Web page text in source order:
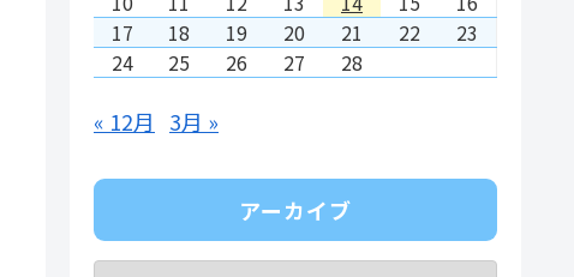
17
18 19 20 21 22
23
24
25 26 27 28
« 12月 3月 »
アーカイブ